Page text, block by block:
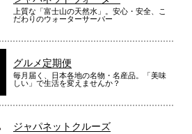
上質な「富士山の天然水」。安心・安全、こ
だわりのウォーターサーバー
グルメ定期便
毎月届く、日本各地の名物・名産品。「美味
しい」で生活を変えませんか？
ジャパネットクルーズ